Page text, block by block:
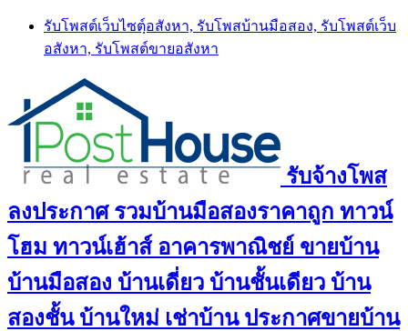
Skip
content
รับโพสต์เว็บไซตฺ์อสังหา, รับโพสบ้านมือสอง, รับโพสต์เว็บ
อสังหา, รับโพสต์ขายอสังหา
รับจ้างโพส
ลงประกาศ รวมบ้านมือสองราคาถูก ทาวน์
โฮม ทาวน์เฮ้าส์ อาคารพาณิชย์ ขายบ้าน
บ้านมือสอง บ้านเดี่ยว บ้านชั้นเดียว บ้าน
สองชั้น บ้านใหม่ เช่าบ้าน ประกาศขายบ้าน